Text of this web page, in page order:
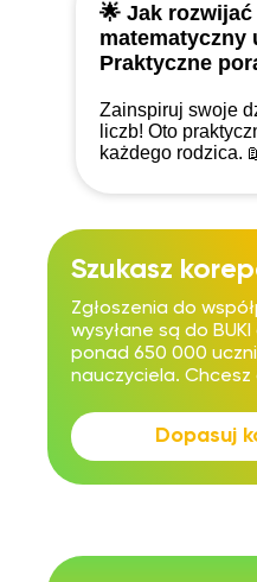
🌟 Jak
matematyczny
Praktyczne
Zainspiruj swoje
liczb! Oto
każdego rodzica.
Szukasz
Zgłoszenia do
wysyłane są do
ponad 650 000
nauczyciela. Chcesz
Dopasuj